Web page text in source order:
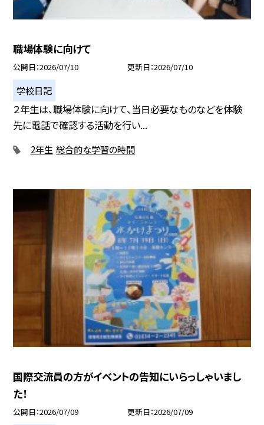
職場体験に向けて
公開日 2026/07/10 更新日 2026/07/10
学校日記
２年生は、職場体験に向けて、当日必要なものなどを体験
先に電話で確認する活動を行い...
2年生 総合的な学習の時間
国際交流員の方がイベントの告知にいらっしゃいまし
た！
公開日 2026/07/09 更新日 2026/07/09